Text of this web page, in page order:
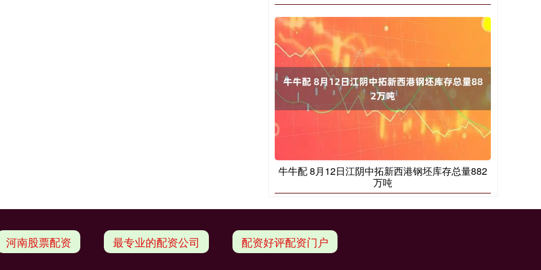
牛牛配 8月12日江阴中拓新西港钢坯库存总量882
万吨
河南股票配资 最专业的配资公司 配资好评配资门户